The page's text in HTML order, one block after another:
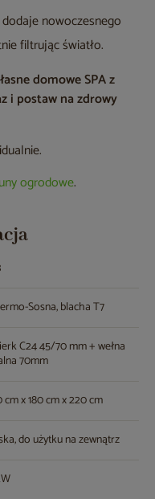
nowoczesnego
filtrując światło.
domowe SPA z
i postaw na zdrowy
ogrodowe.
Sosna, blacha T7
C24 45/70 mm + wełna
70mm
cm x 180 cm x 220 cm
do użytku na zewnątrz